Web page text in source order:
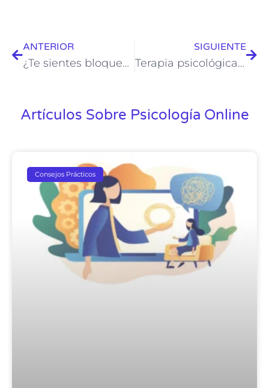
ANTERIOR
¿Te sientes bloqueado/a emocionalmente? La terapia online puede ayudarte a avanzar
SIGUIENTE
Terapia psicológica online: ¿Cómo funciona y qué beneficios ofrece?
Artículos Sobre Psicología Online
Consejos Prácticos